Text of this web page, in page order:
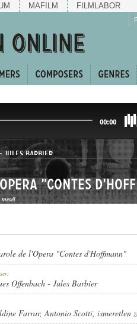
MAFILM FILMLABOR
00:00
JULES BARBIER
"Contes
de l'Opera "Contes d'Hoffmann"
Offenbach - Jules Barbier
Farrar,Antonio Scotti, ismeretlen